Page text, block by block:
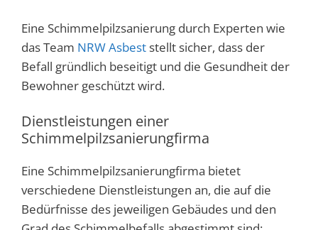
Eine Schimmelpilzsanierung durch Experten wie
das Team NRW Asbest
Befall gründlich beseitigt und die Gesundheit der
Bewohner geschützt wird.
Dienstleistungen einer
Schimmelpilzsanierungfirma
Eine Schimmelpilzsanierungfirma bietet
verschiedene Dienstleistungen an, die auf die
Bedürfnisse des jeweiligen Gebäudes und den